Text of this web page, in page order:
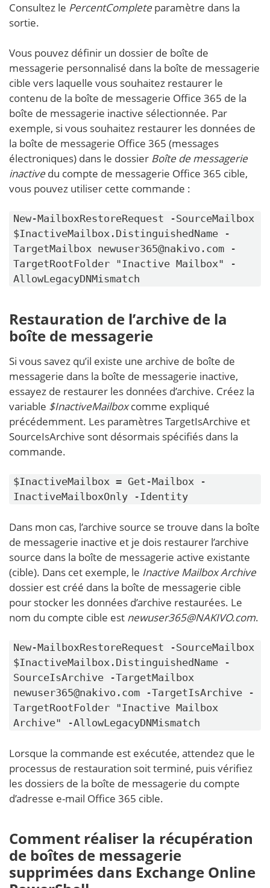
Consultez le PercentComplete paramètre dans la
sortie.
Vous pouvez définir un dossier de boîte de
messagerie personnalisé dans la boîte de messagerie
cible vers laquelle vous souhaitez restaurer le
contenu de la boîte de messagerie Office 365 de la
boîte de messagerie inactive sélectionnée. Par
exemple, si vous souhaitez restaurer les données de
la boîte de messagerie Office 365 (messages
électroniques) dans le dossier Boîte de messagerie
inactive du compte de messagerie Office 365 cible,
vous pouvez utiliser cette commande :
New-MailboxRestoreRequest -SourceMailbox
$InactiveMailbox.DistinguishedName -
TargetMailbox newuser365@nakivo.com -
TargetRootFolder "Inactive Mailbox" -
AllowLegacyDNMismatch
Restauration de l’archive de la
boîte de messagerie
Si vous savez qu’il existe une archive de boîte de
messagerie dans la boîte de messagerie inactive,
essayez de restaurer les données d’archive. Créez la
variable $InactiveMailboxcomme expliqué
précédemment. Les paramètres TargetIsArchive et
SourceIsArchive sont désormais spécifiés dans la
commande.
$InactiveMailbox = Get-Mailbox -
InactiveMailboxOnly -Identity
Dans mon cas, l’archive source se trouve dans la boîte
de messagerie inactive et je dois restaurer l’archive
source dans la boîte de messagerie active existante
(cible). Dans cet exemple, le Inactive Mailbox Archive
dossier est créé dans la boîte de messagerie cible
pour stocker les données d’archive restaurées. Le
nom du compte cible est newuser365@NAKIVO.com.
New-MailboxRestoreRequest -SourceMailbox
$InactiveMailbox.DistinguishedName -
SourceIsArchive -TargetMailbox
newuser365@nakivo.com -TargetIsArchive -
TargetRootFolder "Inactive Mailbox
Archive" -AllowLegacyDNMismatch
Lorsque la commande est exécutée, attendez que le
processus de restauration soit terminé, puis vérifiez
les dossiers de la boîte de messagerie du compte
d’adresse e-mail Office 365 cible.
Comment réaliser la récupération
de boîtes de messagerie
supprimées dans Exchange Online